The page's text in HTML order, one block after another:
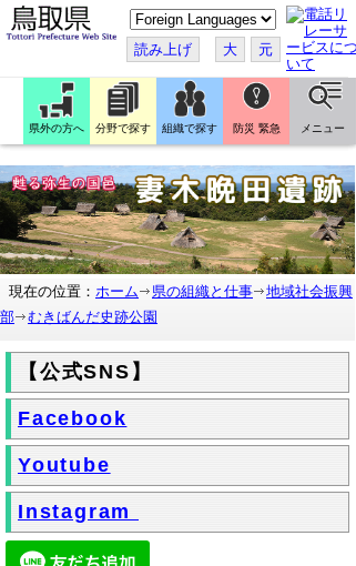
こ
の
ペ
ー
ジ
翻
訳
す
る
読み上げ 大 元
県外の方へ 分野で探す 組織で探す 防災 緊急 メニュー
現在の位置： ホーム 県の組織と仕事
地域社会振興
部
むきばんだ史跡公園
【公式SNS】
Facebook
Youtube
Instagram